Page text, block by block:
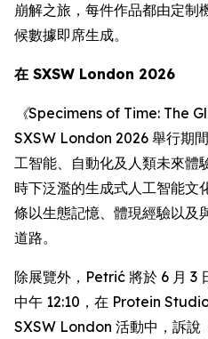
崩解之旅，每件作品都由定制
候數據即席生成。
在 SXSW London 2026
《Specimens of Time: The
SXSW London 2026 舉行期
工智能、自動化及人類未來體
時下泛濫的生成式人工智能文
條以生態記憶、體現經驗以及
道路。
除展覽外，Petrić 將於 6 月 3
中午 12:10，在 Protein
SXSW London 活動中，訴說